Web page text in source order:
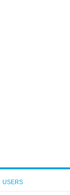
USERS